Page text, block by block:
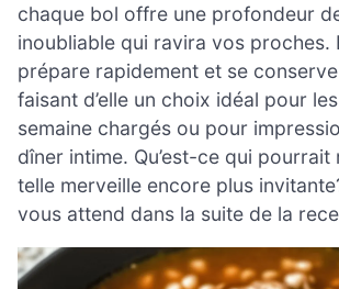
chaque bol offre une profondeur
inoubliable qui ravira vos proches.
prépare rapidement et se
faisant d’elle un choix idéal pour
semaine chargés ou pour
dîner intime. Qu’est-ce qui pourrait
telle merveille encore plus
vous attend dans la suite de la